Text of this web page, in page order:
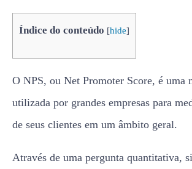
Índice do conteúdo [hide]
O NPS, ou Net Promoter Score, é uma
utilizada por grandes empresas para
de seus clientes em um âmbito geral.
Através de uma pergunta quantitativa,